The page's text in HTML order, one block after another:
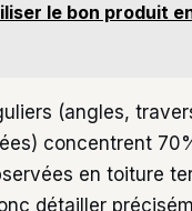
le bon produit
(angles,
concentrent
en toiture
détailler